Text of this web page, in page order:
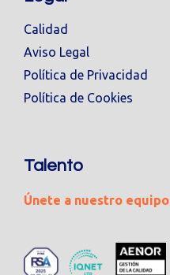
Calidad
Aviso Legal
Política de Privacidad
Política de Cookies
Talento
Únete a nuestro equipo